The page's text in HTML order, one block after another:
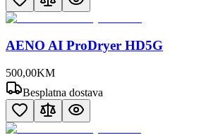
AENO AI ProDryer HD5G
500,00KM
Besplatna dostava